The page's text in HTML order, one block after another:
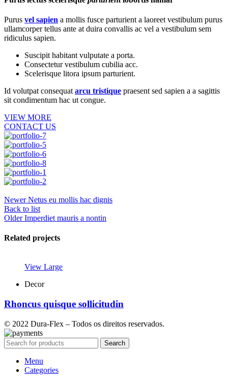
Purus vel sapien a mollis fusce parturient a laoreet vestibulum purus
ullamcorper tellus ante at duira convallis ac vel a vestibulum sem
ridiculus sapien.
Suscipit habitant vulputate a porta.
Consectetur vestibulum cubilia acc.
Scelerisque litora ipsum parturient.
Id volutpat consequat arcu tristique praesent sed sapien a a sagittis
sit condimentum hac ut congue.
VIEW MORE
CONTACT US
Newer Netus eu mollis hac dignis
Back to list
Older Imperdiet mauris a nontin
Related projects
View Large
Decor
Rhoncus quisque sollicitudin
© 2022 Dura-Flex – Todos os direitos reservados.
Search
Menu
Categories